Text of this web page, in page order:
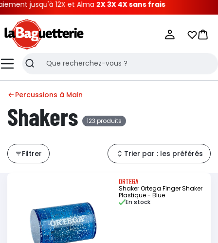
12X et Alma2X 3X 4X sans frais
MenuRecherche
Mes
Percussions à Main
Shakers 123 produits
Filtrer Trier par : les préférés
ORTEGA
Shaker Ortega Finger Shaker
Plastique - Blue
En stock